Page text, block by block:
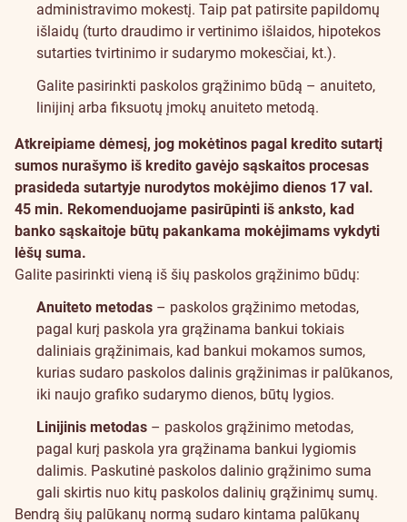
administravimo mokestį. Taip pat patirsite papildomų
išlaidų (turto draudimo ir vertinimo išlaidos, hipotekos
sutarties tvirtinimo ir sudarymo mokesčiai, kt.).
Galite pasirinkti paskolos grąžinimo būdą – anuiteto,
linijinį arba fiksuotų įmokų anuiteto metodą.
Atkreipiame dėmesį, jog mokėtinos pagal kredito sutartį
sumos nurašymo iš kredito gavėjo sąskaitos procesas
prasideda sutartyje nurodytos mokėjimo dienos 17 val.
45 min. Rekomenduojame pasirūpinti iš anksto, kad
banko sąskaitoje būtų pakankama mokėjimams vykdyti
lėšų suma.
Galite pasirinkti vieną iš šių paskolos grąžinimo būdų:
Anuiteto metodas – paskolos grąžinimo metodas,
pagal kurį paskola yra grąžinama bankui tokiais
daliniais grąžinimais, kad bankui mokamos sumos,
kurias sudaro paskolos dalinis grąžinimas ir palūkanos,
iki naujo grafiko sudarymo dienos, būtų lygios.
Linijinis metodas – paskolos grąžinimo metodas,
pagal kurį paskola yra grąžinama bankui lygiomis
dalimis. Paskutinė paskolos dalinio grąžinimo suma
gali skirtis nuo kitų paskolos dalinių grąžinimų sumų.
Bendrą šių palūkanų normą sudaro kintama palūkanų